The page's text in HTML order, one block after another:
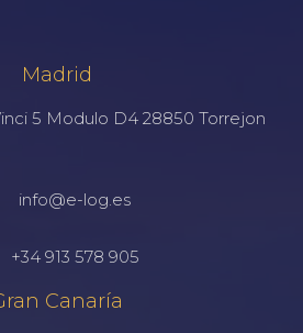
Madrid
5 Modulo D4 28850 Torrejon
info@e-log.es
+34 913 578 905
Canaría